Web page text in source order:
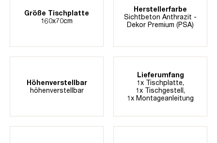
Größe Tischplatte
160x70cm
Herstellerfarbe
Sichtbeton Anthrazit -
Dekor Premium (PSA)
Höhenverstellbar
höhenverstellbar
Lieferumfang
1x Tischplatte,
1x Tischgestell,
1x Montageanleitung